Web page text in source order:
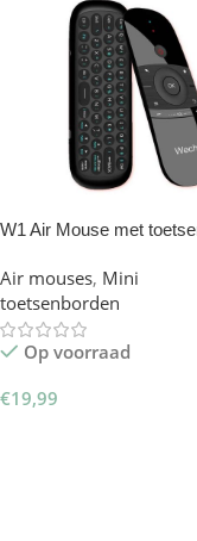
W1 Air Mouse met
Air mouses, Mini
toetsenborden
Op voorraad
€19,99